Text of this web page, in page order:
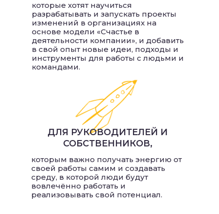
которые хотят научиться
разрабатывать и запускать проекты
изменений в организациях на
основе модели «Счастье в
деятельности компании», и добавить
в свой опыт новые идеи, подходы и
инструменты для работы с людьми и
командами.
которым важно получать энергию от
своей работы самим и создавать
среду, в которой люди будут
вовлечённо работать и
реализовывать свой потенциал.
ДЛЯ РУКОВОДИТЕЛЕЙ И
СОБСТВЕННИКОВ,
ЭНЕРГИЯ